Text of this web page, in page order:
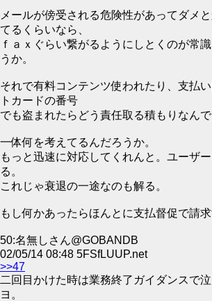
メールが傍受される危険性があってダメ
てるくらいなら、
ｆａｘぐらい繋がるようにしとくのが常
うか。
それで有料コンテンツ使われたり、支払
トカードの番号
でも盗まれたらどう責任取る積もりなんで
一体何を考えてるんだろうか。
もっと迅速に対応してくれんと。ユーザ
る。
これじゃ衰退の一途なのも解る。
もし何かあったらほんとに支払督促で請求
50:名無しさん@GOBANDB
02/05/14 08:48 5FSfLUUP.net
>>47
二回目かけた時は業務終了ガイダンスで
ヨ。